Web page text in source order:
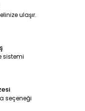
ulaşır.
sistemi
seçeneği